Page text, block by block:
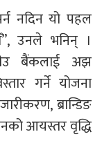
नदिन यो पहल
उनले भनिन् ।
बैंकलाई अझ
गर्ने योजना
ब्रान्डिङ
आयस्तर वृद्धि